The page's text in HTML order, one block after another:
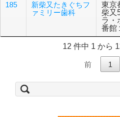
185
新柴又たきぐちフ
ァミリー歯科
東京
柴又
ラ・
番館
12 件中 1 から
前 1
索: